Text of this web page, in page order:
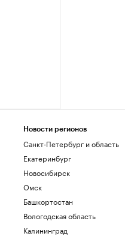
Новости регионов
Санкт-Петербург и область
Екатеринбург
Новосибирск
Омск
Башкортостан
Вологодская область
Калининград